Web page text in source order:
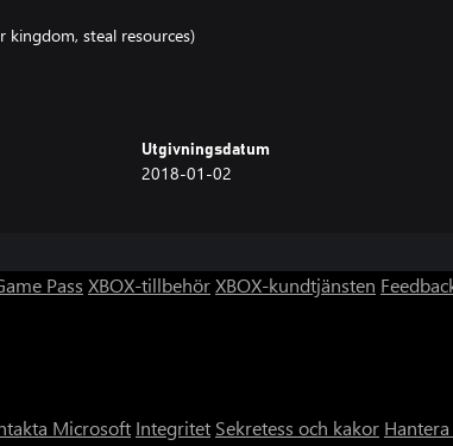
kingdom, steal resources)
Utgivningsdatum
2018-01-02
Pass XBOX-tillbehörXBOX-kundtjänsten
Microsoft Integritet Sekretess och kakor